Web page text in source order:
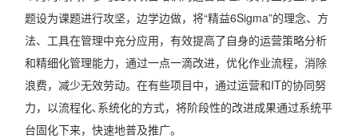
题设为课题进行攻坚，边学边做，将“精益6Sigma”的理念、方
法、工具在管理中充分应用，有效提高了自身的运营策略分析
和精细化管理能力，通过一点一滴改进，优化作业流程，消除
浪费，减少无效劳动。在有些项目中，通过运营和IT的协同努
力，以流程化､系统化的方式，将阶段性的改进成果通过系统平
台固化下来，快速地普及推广。